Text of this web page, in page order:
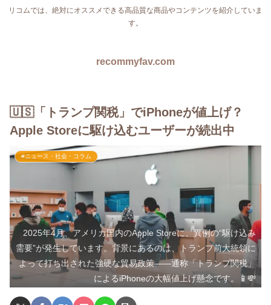
リコムでは、絶対にオススメできる高品質な商品やコンテンツを紹介していま
す。
recommyfav.com
🇺🇸「トランプ関税」でiPhoneが値上げ？
Apple Storeに駆け込むユーザーが続出中
#ニュース・社会・コラム
2025年4月、アメリカ国内のApple Storeに、異例の“駆け込み
需要”が発生しています。背景にあるのは、トランプ前大統領に
よって打ち出された強硬な貿易政策――通称「トランプ関税」
によるiPhoneの大幅値上げ懸念です。📱💸